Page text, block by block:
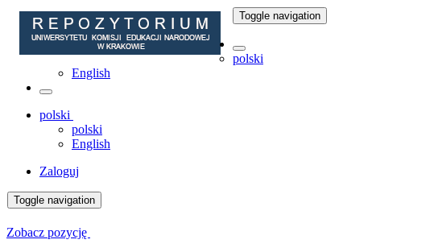
Toggle navigation
polski
English
polski
polski
English
Zaloguj
Toggle navigation
Zobacz pozycję